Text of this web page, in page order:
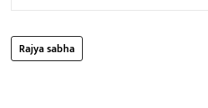
Rajya sabha